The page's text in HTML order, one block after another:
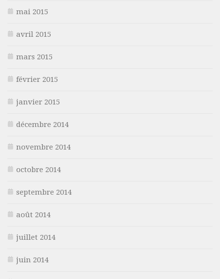
mai 2015
avril 2015
mars 2015
février 2015
janvier 2015
décembre 2014
novembre 2014
octobre 2014
septembre 2014
août 2014
juillet 2014
juin 2014